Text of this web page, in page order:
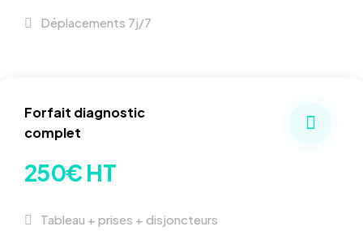
Déplacements 7j/7
Forfait diagnostic
complet
250€ HT
Tableau + prises + disjoncteurs